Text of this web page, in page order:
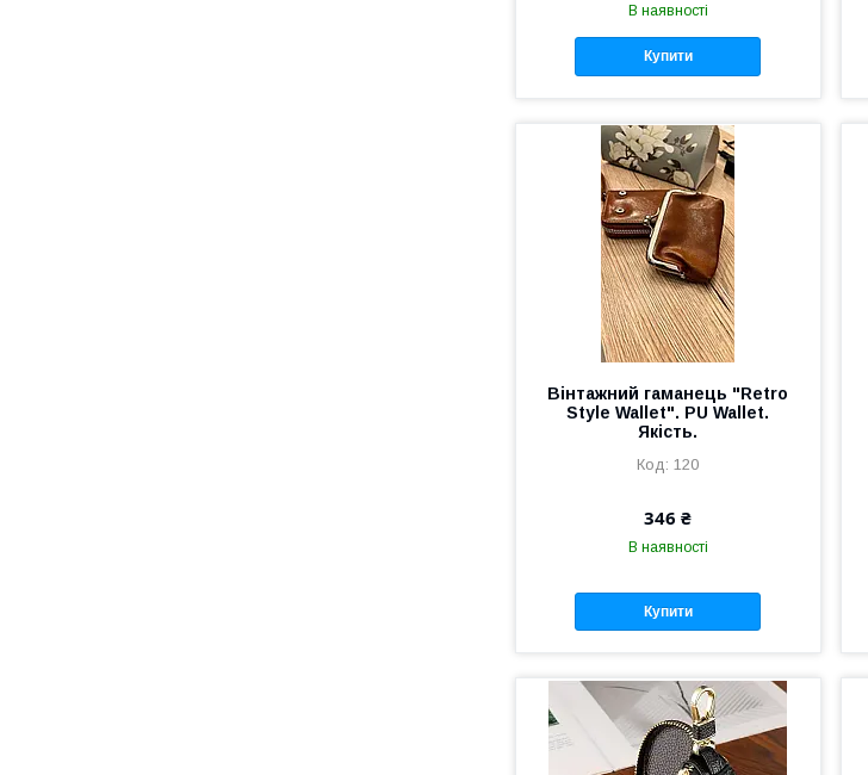
В наявності
Купити
Вінтажний гаманець "Retro
Style Wallet". PU Wallet.
Якість.
120
346 ₴
В наявності
Купити